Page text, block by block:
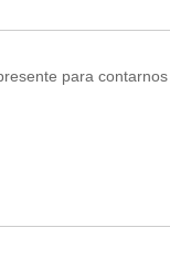
para